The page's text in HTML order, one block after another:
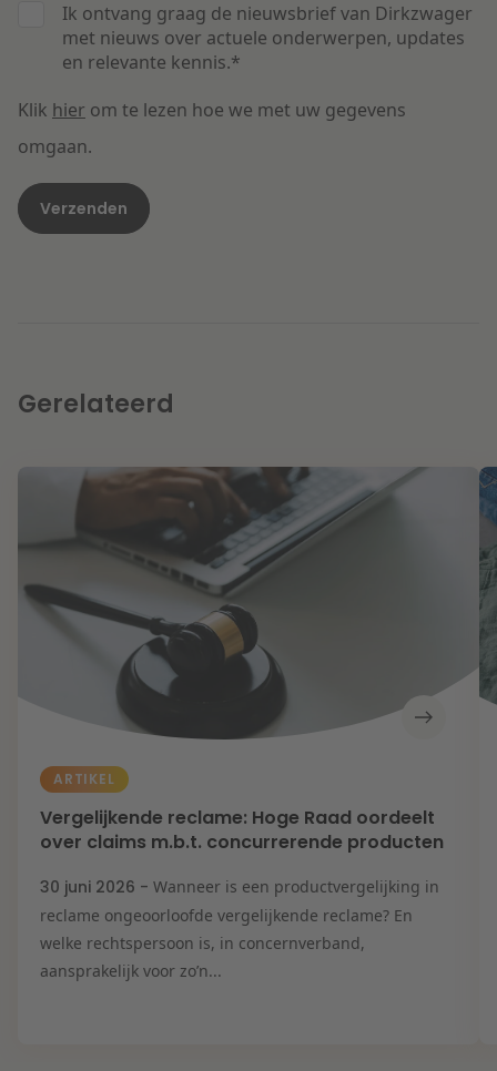
Ik ontvang graag de nieuwsbrief van Dirkzwager
met nieuws over actuele onderwerpen, updates
en relevante kennis.*
Klik hier om te lezen hoe we met uw gegevens
omgaan.
Gerelateerd
ARTIKEL
Vergelijkende reclame: Hoge Raad oordeelt
over claims m.b.t. concurrerende producten
30 juni 2026 - Wanneer is een productvergelijking in
reclame ongeoorloofde vergelijkende reclame? En
welke rechtspersoon is, in concernverband,
aansprakelijk voor zo’n...